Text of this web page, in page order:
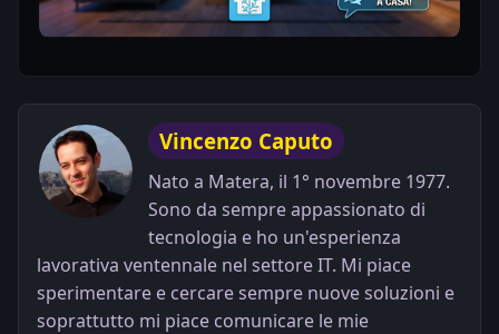
Vincenzo Caputo
Nato a Matera, il 1° novembre 1977.
Sono da sempre appassionato di
tecnologia e ho un'esperienza
lavorativa ventennale nel settore IT. Mi piace
sperimentare e cercare sempre nuove soluzioni e
soprattutto mi piace comunicare le mie